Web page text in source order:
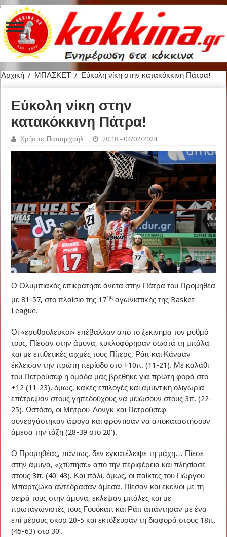
Αρχική / ΜΠΑΣΚΕΤ / Εύκολη νίκη στην κατακόκκινη Πάτρα!
Εύκολη νίκη στην
κατακόκκινη Πάτρα!
Χρήστος Παπαμιχαήλ 20:18 - 04/02/2024
Ο Ολυμπιακός επικράτησε άνετα στην Πάτρα του Προμηθέα
με 81-57, στο πλαίσιο της 17ης αγωνιστικής της Basket
League.
Οι «ερυθρόλευκοι» επέβαλλαν από το ξεκίνημα τον ρυθμό
τους. Πίεσαν στην άμυνα, κυκλοφόρησαν σωστά τη μπάλα
και με επιθετικές αιχμές τους Πίτερς, Ράιτ και Κάνααν
έκλεισαν την πρώτη περίοδο στο +10π. (11-21). Με καλάθι
του Πετρούσεφ η ομάδα μας βρέθηκε για πρώτη φορά στο
+12 (11-23), όμως, κακές επιλογές και αμυντική ολιγωρία
επέτρεψαν στους γηπεδούχους να μειώσουν στους 3π. (22-
25). Ωστόσο, οι Μήτρου-Λονγκ και Πετρούσεφ
συνεργάστηκαν άψογα και φρόντισαν να αποκαταστήσουν
άμεσα την τάξη (28-39 στο 20’).
Ο Προμηθέας, πάντως, δεν εγκατέλειψε τη μάχη… Πίεσε
στην άμυνα, «χτύπησε» από την περιφέρεια και πλησίασε
στους 3π. (40-43). Και πάλι, όμως, οι παίκτες του Γιώργου
Μπαρτζώκα αντέδρασαν άμεσα. Πίεσαν και εκείνοι με τη
σειρά τους στην άμυνα, έκλεψαν μπάλες και με
πρωταγωνιστές τους Γουόκαπ και Ράιτ απάντησαν με ένα
επί μέρους σκορ 20-5 και εκτόξευσαν τη διαφορά στους 18π.
(45-63) στο 30’.